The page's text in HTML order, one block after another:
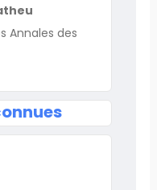
Annales des